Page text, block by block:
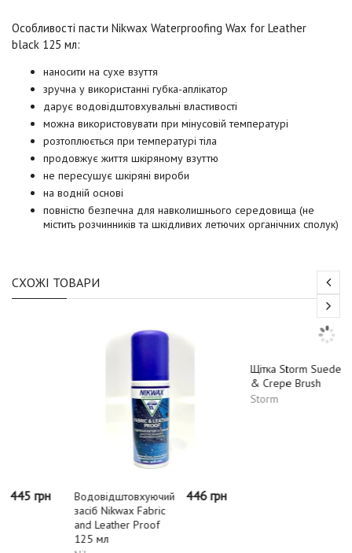
Особливості пасти Nikwax Waterproofing Wax for Leather
black 125 мл:
наносити на сухе взуття
зручна у використанні губка-аплікатор
дарує водовідштовхувальні властивості
можна використовувати при мінусовій температурі
розтоплюється при температурі тіла
продовжує життя шкіряному взуттю
не пересушує шкіряні вироби
на водній основі
повністю безпечна для навколишнього середовища (не
містить розчинників та шкідливих летючих органічних сполук)
СХОЖІ ТОВАРИ
Водовідштовхуючий
засіб Nikwax Fabric
and Leather Proof
446 грн
Щітка Storm Suede